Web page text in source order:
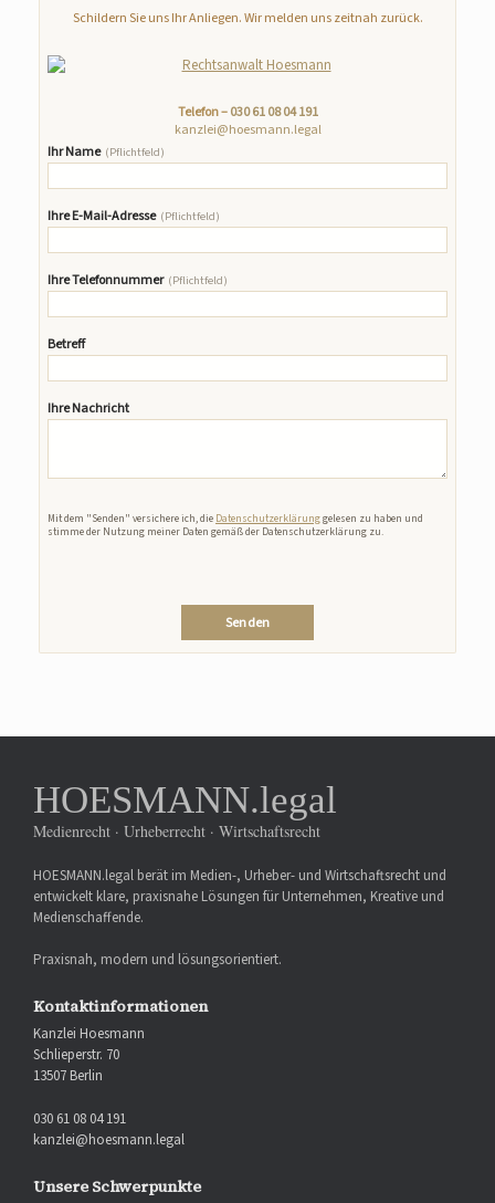
Schildern Sie uns Ihr Anliegen. Wir melden uns zeitnah zurück.
Telefon –030 61 08 04 191
kanzlei@hoesmann.legal
Ihr Name (Pflichtfeld)
Ihre E-Mail-Adresse (Pflichtfeld)
Ihre Telefonnummer (Pflichtfeld)
Betreff
Ihre Nachricht
Mit dem "Senden" versichere ich, die Datenschutzerklärunggelesen zu haben und
stimme der Nutzung meiner Daten gemäß der Datenschutzerklärung zu.
HOESMANN.legal
Medienrecht · Urheberrecht · Wirtschaftsrecht
HOESMANN.legal berät im Medien-, Urheber- und Wirtschaftsrecht und
entwickelt klare, praxisnahe Lösungen für Unternehmen, Kreative und
Medienschaffende.
Praxisnah, modern und lösungsorientiert.
Kontaktinformationen
Kanzlei Hoesmann
Schlieperstr. 70
13507 Berlin
030 61 08 04 191
kanzlei@hoesmann.legal
Unsere Schwerpunkte